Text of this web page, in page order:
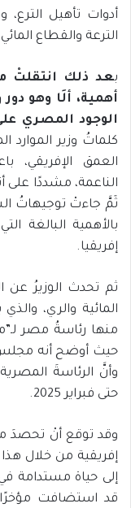
أدوات تأهيل
الترعة والقطاع
بعد ذلك انتقلتْ
أهمية، ألَا وهو دور
الوجود المصري
كلماتُ وزير الموارد
العمق الإفريقي،
الناعمة، مشددًا على
ثَمَّ جاءتْ توجيهاتُ
بالأهمية البالغة
إفريقيا.
ثم تحدث الوزيرُ عن
المائية والري،
حتى فبراير 2025.
وقد توقع أنْ تحصدَ
إفريقية من خلال هذا
إلى حياة مستدامة
قد استضافت مؤخرًا